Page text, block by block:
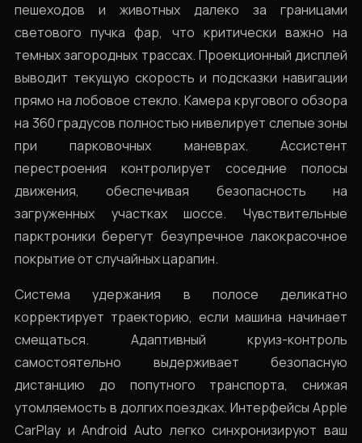
пешеходов и животных далеко за границами
светового пучка фар, что критически важно на
темных загородных трассах. Проекционный дисплей
выводит текущую скорость и подсказки навигации
прямо на лобовое стекло. Камера кругового обзора
на 360 градусов полностью нивелирует слепые зоны
при парковочных маневрах. Ассистент
перестроения контролирует соседние полосы
движения, обеспечивая безопасность на
загруженных участках шоссе. Чувствительные
парктроники берегут безупречное лакокрасочное
покрытие от случайных царапин.
Система удержания в полосе деликатно
корректирует траекторию, если машина начинает
смещаться. Адаптивный круиз-контроль
самостоятельно выдерживает безопасную
дистанцию до попутного транспорта, снижая
утомляемость в долгих поездках. Интерфейсы Apple
CarPlay и Android Auto легко синхронизируют ваш